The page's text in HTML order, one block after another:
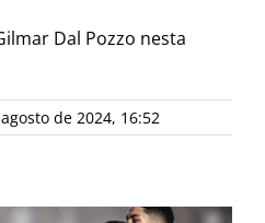
Dal Pozzo nesta
de 2024, 16:52